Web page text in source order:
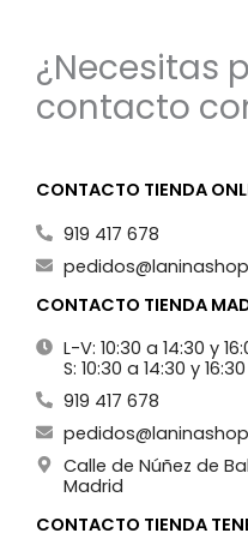
¿Necesitas
contacto
CONTACTO TIENDA
919 417 678
CONTACTO TIENDA
L-V: 10:30 a 14:30 y
S: 10:30 a 14:30 y
919 417 678
Calle de Núñez de
Madrid
CONTACTO TIENDA